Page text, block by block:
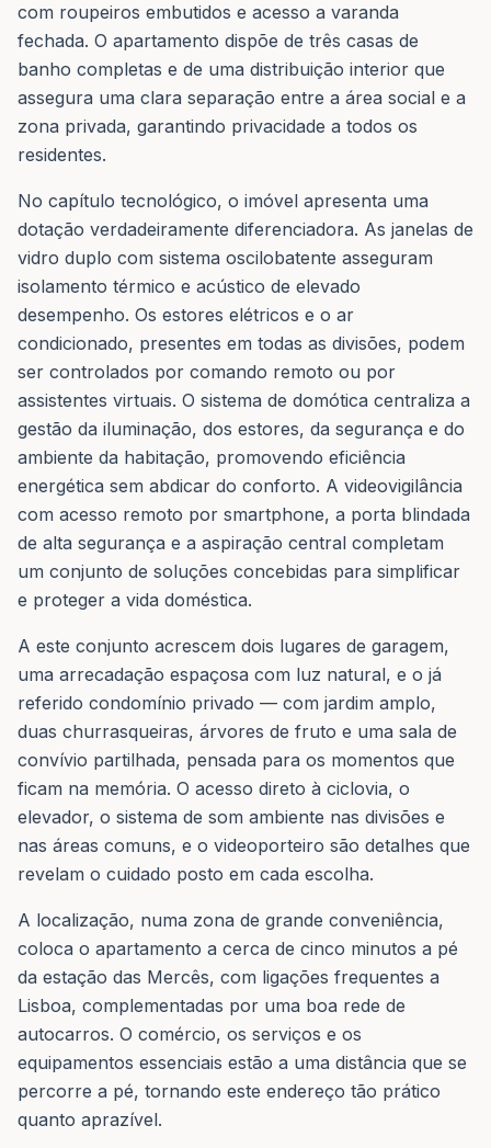
com roupeiros embutidos e acesso a varanda
fechada. O apartamento dispõe de três casas de
banho completas e de uma distribuição interior que
assegura uma clara separação entre a área social e a
zona privada, garantindo privacidade a todos os
residentes.
No capítulo tecnológico, o imóvel apresenta uma
dotação verdadeiramente diferenciadora. As janelas de
vidro duplo com sistema oscilobatente asseguram
isolamento térmico e acústico de elevado
desempenho. Os estores elétricos e o ar
condicionado, presentes em todas as divisões, podem
ser controlados por comando remoto ou por
assistentes virtuais. O sistema de domótica centraliza a
gestão da iluminação, dos estores, da segurança e do
ambiente da habitação, promovendo eficiência
energética sem abdicar do conforto. A videovigilância
com acesso remoto por smartphone, a porta blindada
de alta segurança e a aspiração central completam
um conjunto de soluções concebidas para simplificar
e proteger a vida doméstica.
A este conjunto acrescem dois lugares de garagem,
uma arrecadação espaçosa com luz natural, e o já
referido condomínio privado — com jardim amplo,
duas churrasqueiras, árvores de fruto e uma sala de
convívio partilhada, pensada para os momentos que
ficam na memória. O acesso direto à ciclovia, o
elevador, o sistema de som ambiente nas divisões e
nas áreas comuns, e o videoporteiro são detalhes que
revelam o cuidado posto em cada escolha.
A localização, numa zona de grande conveniência,
coloca o apartamento a cerca de cinco minutos a pé
da estação das Mercês, com ligações frequentes a
Lisboa, complementadas por uma boa rede de
autocarros. O comércio, os serviços e os
equipamentos essenciais estão a uma distância que se
percorre a pé, tornando este endereço tão prático
quanto aprazível.